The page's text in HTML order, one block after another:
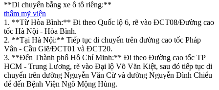
**Di chuyển bằng xe ô tô riêng:**
thẩm mỹ viện
1. **Từ Hòa Bình:** Đi theo Quốc lộ 6, rẽ vào ĐCT08/Đường cao
tốc Hà Nội - Hòa Bình.
2. **Tại Hà Nội:** Tiếp tục di chuyển trên đường cao tốc Pháp
Vân - Cầu Giẽ/ĐCT01 và ĐCT20.
3. **Đến Thành phố Hồ Chí Minh:** Đi theo Đường cao tốc TP
HCM - Trung Lương, rẽ vào Đại lộ Võ Văn Kiệt, sau đó tiếp tục di
chuyển trên đường Nguyễn Văn Cừ và đường Nguyễn Đình Chiểu
để đến Bệnh Viện Ngô Mộng Hùng.